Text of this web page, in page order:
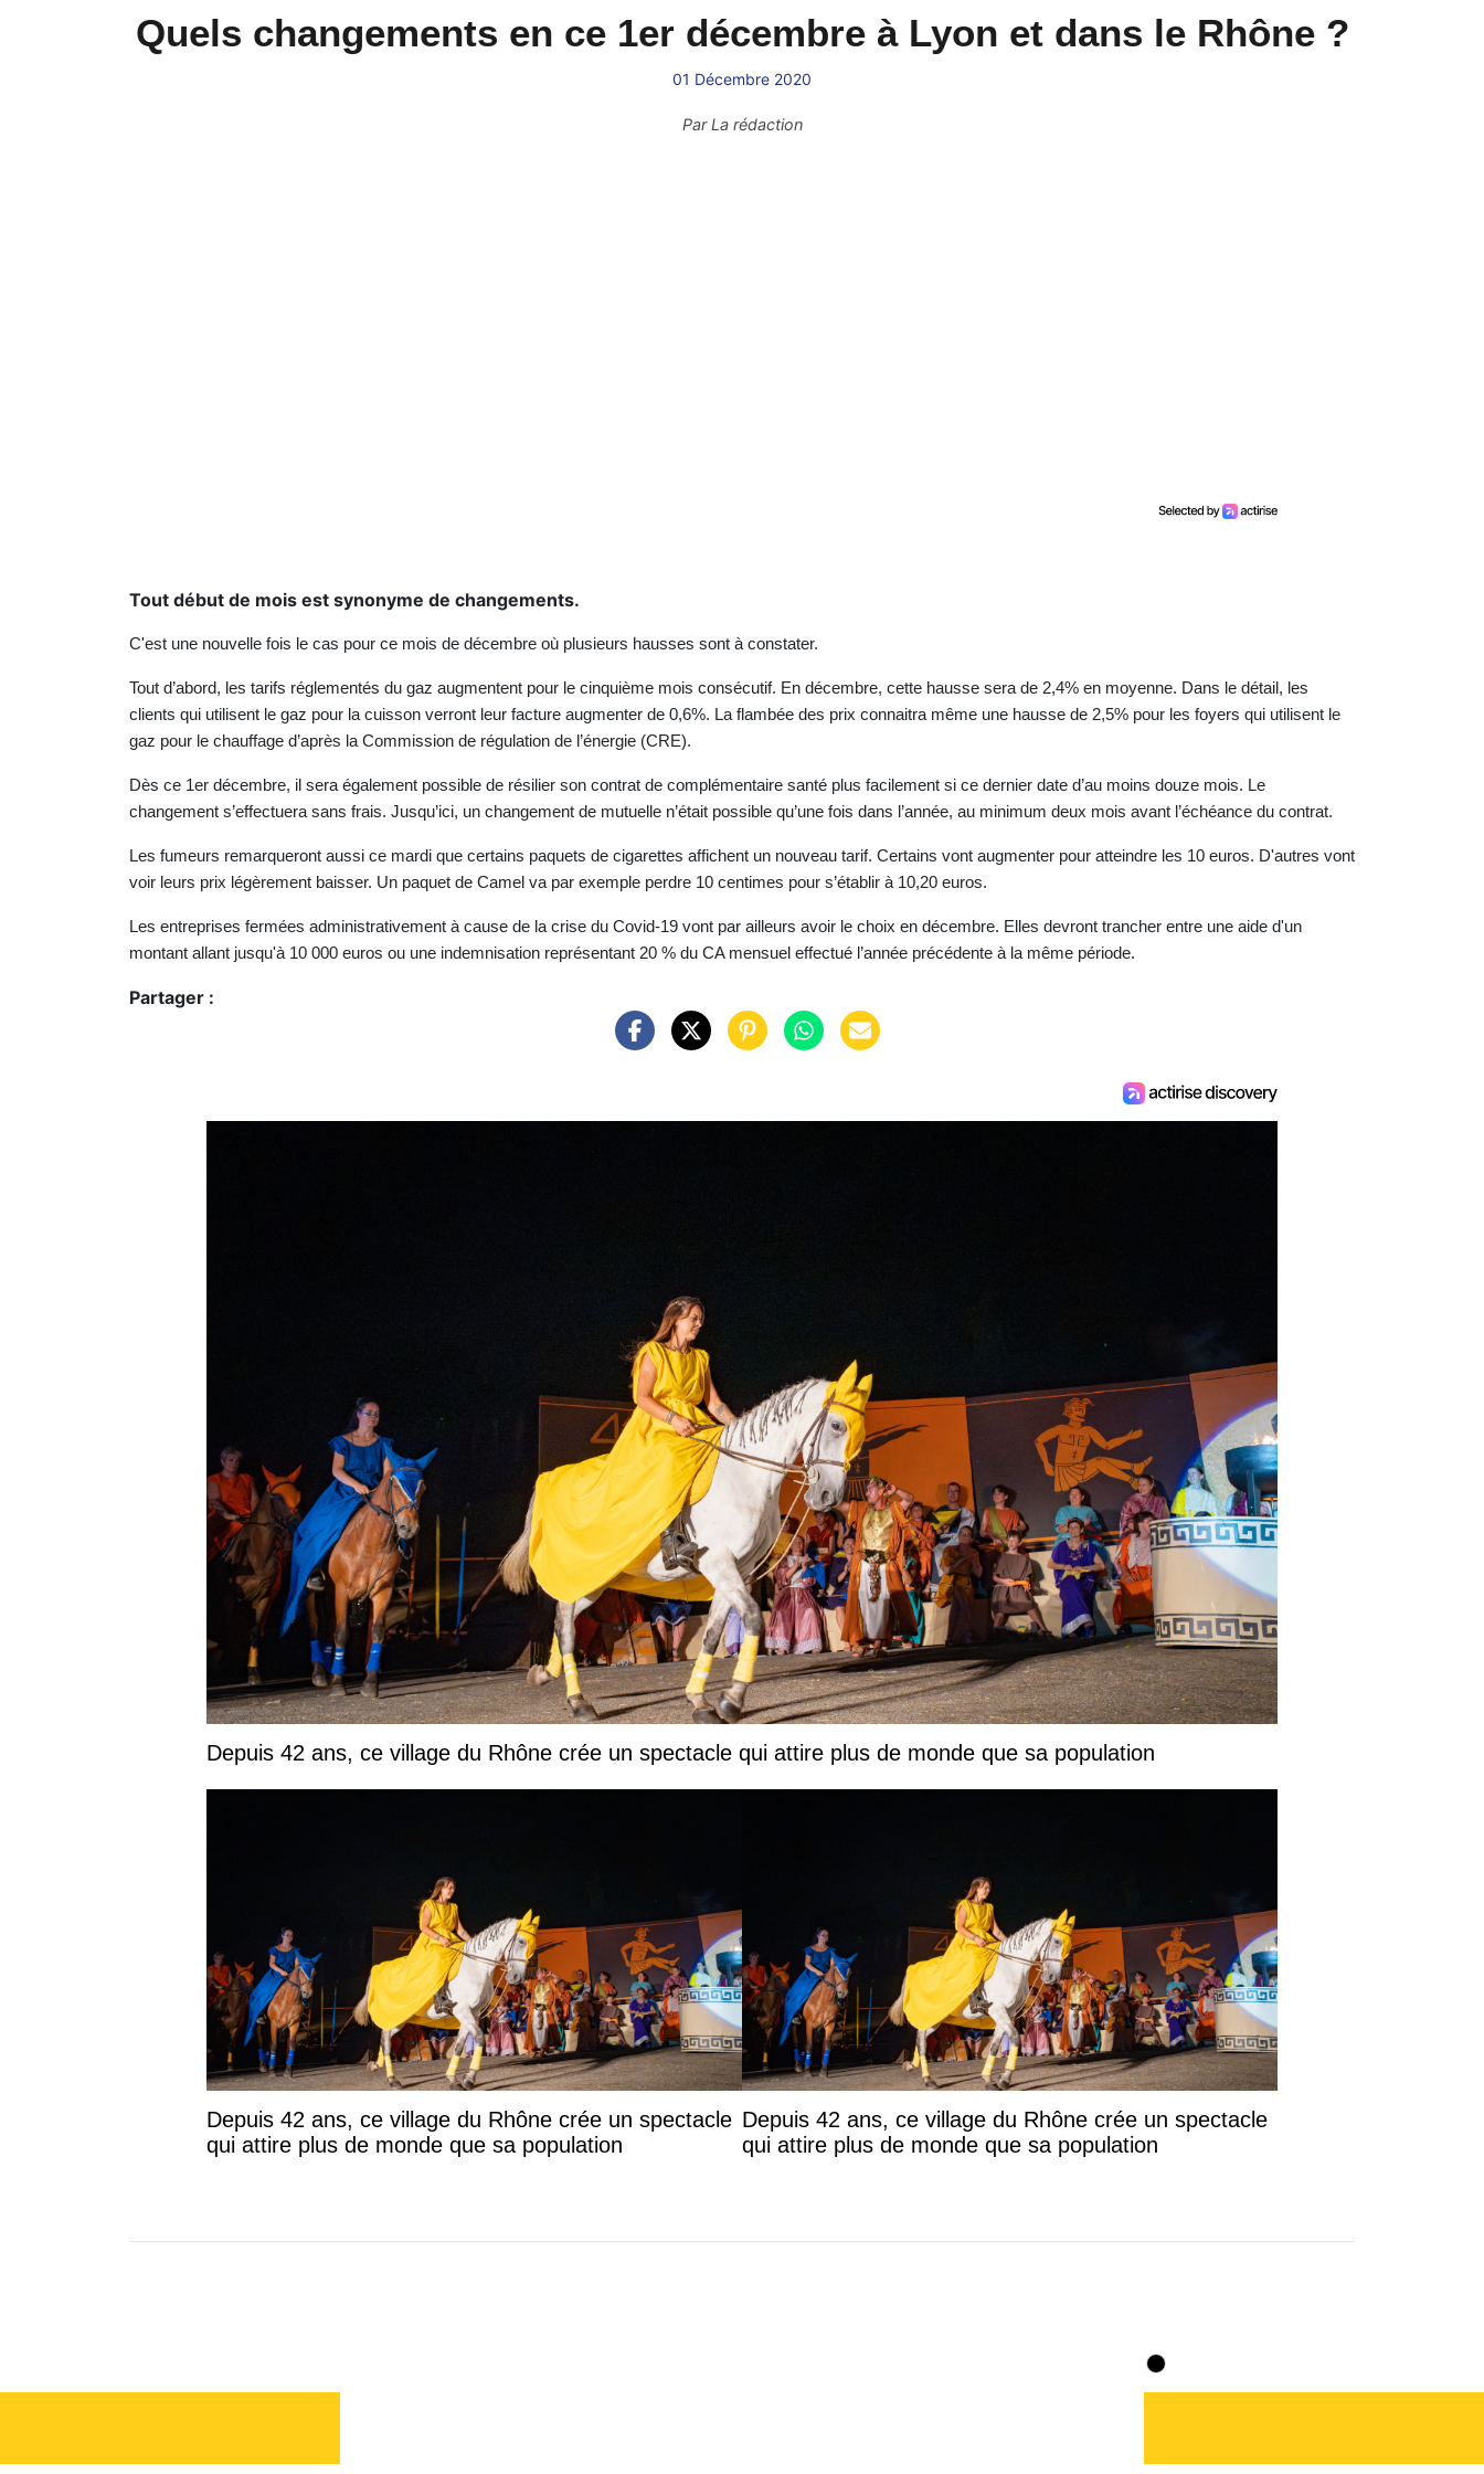
Quels changements en ce 1er décembre à Lyon et dans le Rhône ?
01 Décembre 2020
ParLa rédaction
Tout début de mois est synonyme de changements.
C'est une nouvelle fois le cas pour ce mois de décembre où plusieurs hausses sont à constater.
Tout d’abord, les tarifs réglementés du gaz augmentent pour le cinquième mois consécutif. En décembre, cette hausse sera de 2,4% en moyenne. Dans le détail, les
clients qui utilisent le gaz pour la cuisson verront leur facture augmenter de 0,6%. La flambée des prix connaitra même une hausse de 2,5% pour les foyers qui utilisent le
gaz pour le chauffage d’après la Commission de régulation de l’énergie (CRE).
Dès ce 1er décembre, il sera également possible de résilier son contrat de complémentaire santé plus facilement si ce dernier date d’au moins douze mois. Le
changement s’effectuera sans frais. Jusqu’ici, un changement de mutuelle n’était possible qu’une fois dans l’année, au minimum deux mois avant l’échéance du contrat.
Les fumeurs remarqueront aussi ce mardi que certains paquets de cigarettes affichent un nouveau tarif. Certains vont augmenter pour atteindre les 10 euros. D'autres vont
voir leurs prix légèrement baisser. Un paquet de Camel va par exemple perdre 10 centimes pour s’établir à 10,20 euros.
Les entreprises fermées administrativement à cause de la crise du Covid-19 vont par ailleurs avoir le choix en décembre. Elles devront trancher entre une aide d'un
montant allant jusqu'à 10 000 euros ou une indemnisation représentant 20 % du CA mensuel effectué l’année précédente à la même période.
Partager :
Depuis 42 ans, ce village du Rhône crée un spectacle qui attire plus de monde que sa population
Depuis 42 ans, ce village du Rhône crée un spectacle
qui attire plus de monde que sa population
Depuis 42 ans, ce village du Rhône crée un spectacle
qui attire plus de monde que sa population